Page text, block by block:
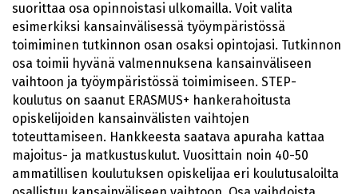
suorittaa osa opinnoistasi ulkomailla. Voit valita
esimerkiksi kansainvälisessä työympäristössä
toimiminen tutkinnon osan osaksi opintojasi. Tutkinnon
osa toimii hyvänä valmennuksena kansainväliseen
vaihtoon ja työympäristössä toimimiseen. STEP-
koulutus on saanut ERASMUS+ hankerahoitusta
opiskelijoiden kansainvälisten vaihtojen
toteuttamiseen. Hankkeesta saatava apuraha kattaa
majoitus- ja matkustuskulut. Vuosittain noin 40-50
ammatillisen koulutuksen opiskelijaa eri koulutusaloilta